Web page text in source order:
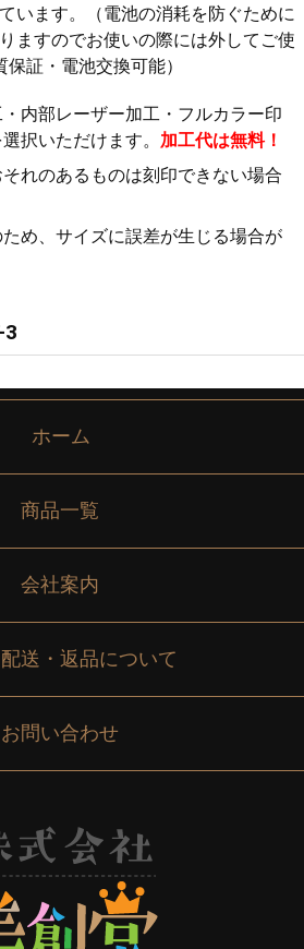
います。（電池の消耗を防ぐために
ますのでお使いの際には外してご使
証・電池交換可能）
内部レーザー加工・フルカラー印
択いただけます。 加工代は無料！
れのあるものは刻印できない場合
め、サイズに誤差が生じる場合が
3
ホーム
商品一覧
会社案内
送・返品について
お問い合わせ